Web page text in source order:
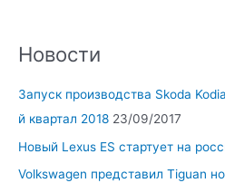
Новости
Запуск производства Skoda
й квартал 2018 23/09/2017
Новый Lexus ES стартует на
Volkswagen представил Tiguan